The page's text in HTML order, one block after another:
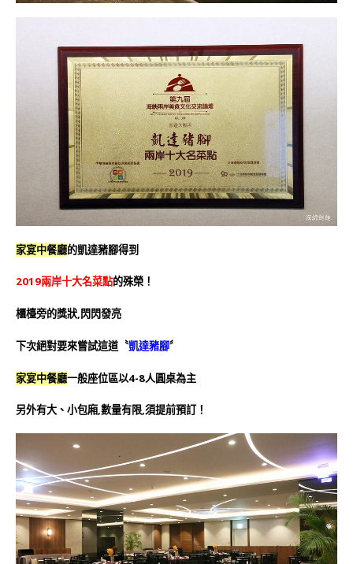
家宴中餐廳的凱達豬腳得到
2019兩岸十大名菜點的殊榮！
櫃檯旁的獎狀,閃閃發亮
下次絕對要來嘗試這道〝凱達豬腳〞
家宴中餐廳一般座位區以4-8人圓桌為主
另外有大、小包廂,數量有限,須提前預訂！